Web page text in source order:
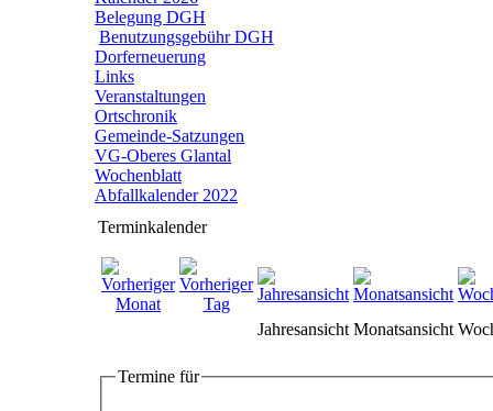
Belegung DGH
Benutzungsgebühr DGH
Dorferneuerung
Links
Veranstaltungen
Ortschronik
Gemeinde-Satzungen
VG-Oberes Glantal
Wochenblatt
Abfallkalender 2022
Terminkalender
Jahresansicht Monatsansicht
Termine für